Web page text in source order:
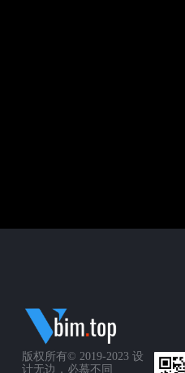
版权所有© 2019-2023 设
计无边，必慕不同